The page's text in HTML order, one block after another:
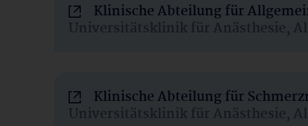
Klinische Abteilung für
Universitätsklinik für Anästhesie,
Klinische Abteilung für
Universitätsklinik für Anästhesie,